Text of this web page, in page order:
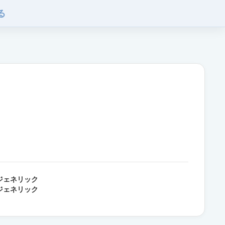
ェネリック
ェネリック